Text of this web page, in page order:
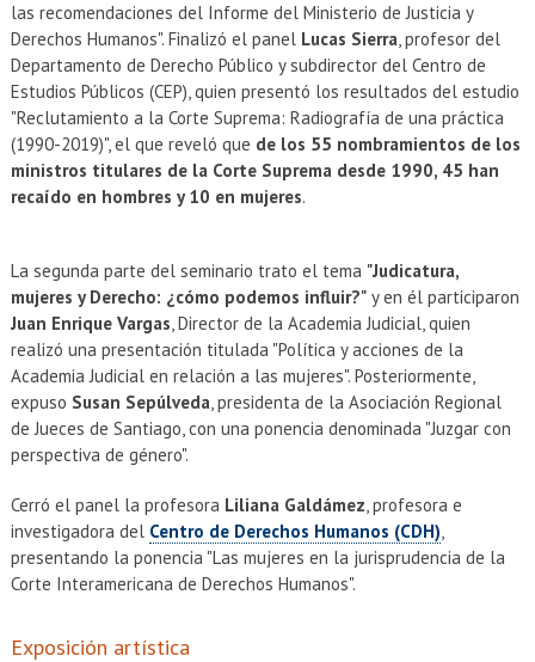
las recomendaciones del Informe del Ministerio de Justicia y
Derechos Humanos". Finalizó el panel Lucas Sierra, profesor del
Departamento de Derecho Público y subdirector del Centro de
Estudios Públicos (CEP), quien presentó los resultados del estudio
"Reclutamiento a la Corte Suprema: Radiografía de una práctica
(1990-2019)", el que reveló que de los 55 nombramientos de los
ministros titulares de la Corte Suprema desde 1990, 45 han
recaído en hombres y 10 en mujeres.
La segunda parte del seminario trato el tema "Judicatura,
mujeres y Derecho: ¿cómo podemos influir?"y en él participaron
Juan Enrique Vargas, Director de la Academia Judicial, quien
realizó una presentación titulada "Política y acciones de la
Academia Judicial en relación a las mujeres". Posteriormente,
expuso Susan Sepúlveda, presidenta de la Asociación Regional
de Jueces de Santiago, con una ponencia denominada "Juzgar con
perspectiva de género".
Cerró el panel la profesora Liliana Galdámez, profesora e
investigadora del Centro de Derechos Humanos (CDH),
presentando la ponencia "Las mujeres en la jurisprudencia de la
Corte Interamericana de Derechos Humanos".
Exposición artística